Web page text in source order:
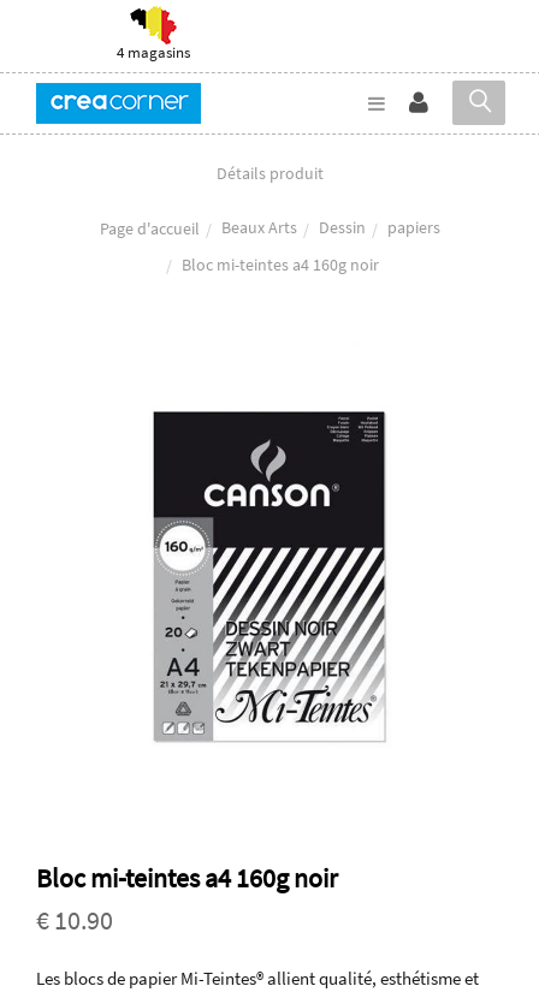
4 magasins
Détails produit
Page d'accueil Beaux Arts Dessin
papiers
Bloc mi-teintes a4 160g noir
Bloc mi-teintes a4 160g noir
€ 10.90
Les blocs de papier Mi-Teintes® allient qualité, esthétisme et